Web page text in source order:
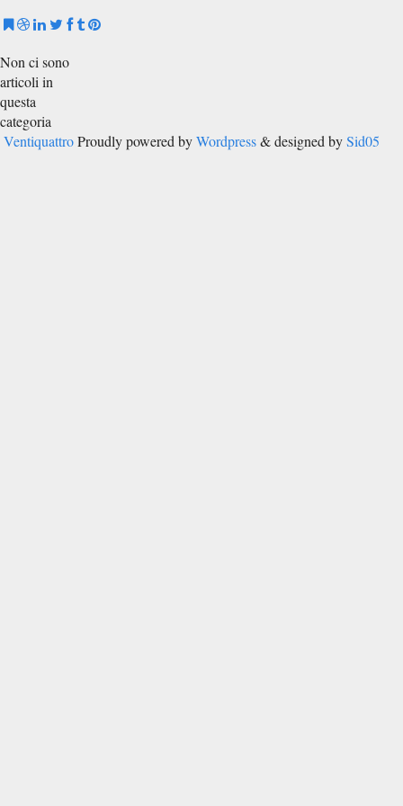
Non ci sono
articoli in
questa
categoria
Ventiquattro Proudly powered byWordpress& designed bySid05